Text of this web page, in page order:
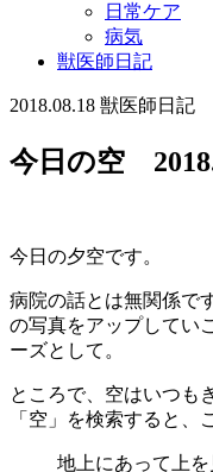
日常ケア
病気
獣医師日記
2018.08.18 獣医師日記
今日の空
今日の夕空です。
病院の話とは無関係で
の写真をアップしてい
ーズとして。
ところで、空はいつも
「空」を検索すると、
地上にあって上